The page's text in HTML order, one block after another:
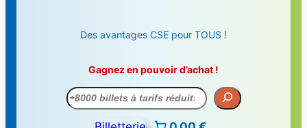
Des avantages CSE pour TOUS !
Gagnez en pouvoir d’achat !
Recherche